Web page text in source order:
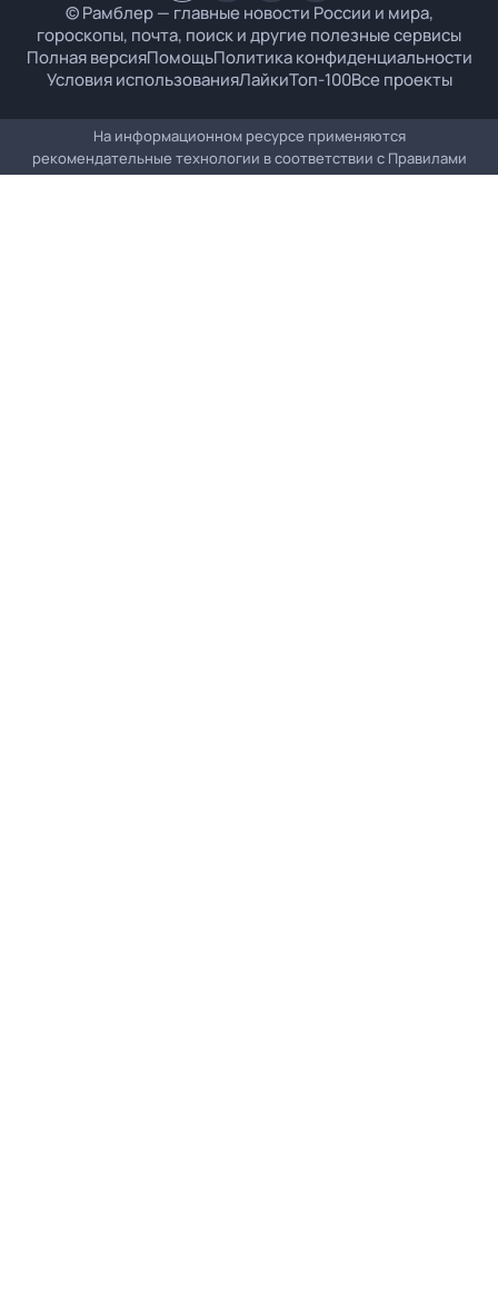
© Рамблер — главные новости России и мира,
гороскопы, почта, поиск и другие полезные сервисы
Полная версияПомощьПолитика конфиденциальности
Условия использованияЛайкиТоп-100Все проекты
На информационном ресурсе применяются
рекомендательные технологии в соответствии с Правилами